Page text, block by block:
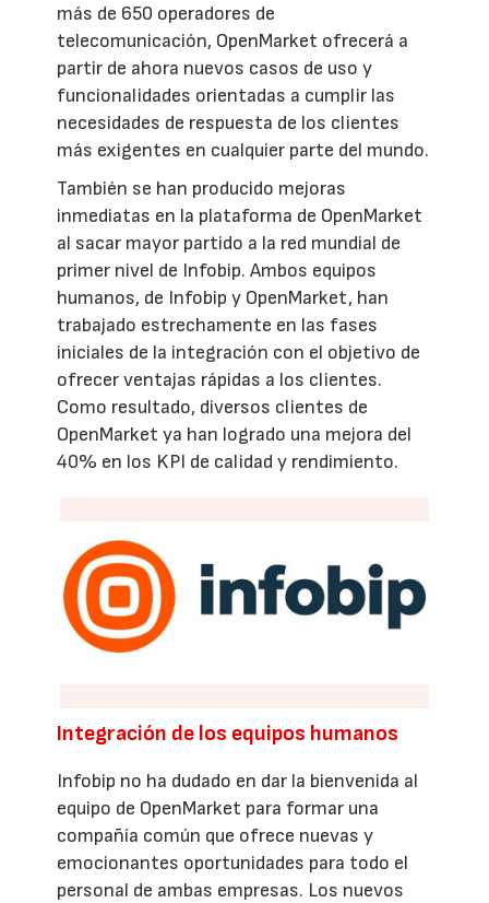
más de 650 operadores de
telecomunicación, OpenMarket ofrecerá a
partir de ahora nuevos casos de uso y
funcionalidades orientadas a cumplir las
necesidades de respuesta de los clientes
más exigentes en cualquier parte del mundo.
También se han producido mejoras
inmediatas en la plataforma de OpenMarket
al sacar mayor partido a la red mundial de
primer nivel de Infobip. Ambos equipos
humanos, de Infobip y OpenMarket, han
trabajado estrechamente en las fases
iniciales de la integración con el objetivo de
ofrecer ventajas rápidas a los clientes.
Como resultado, diversos clientes de
OpenMarket ya han logrado una mejora del
40% en los KPI de calidad y rendimiento.
Integración de los equipos humanos
Infobip no ha dudado en dar la bienvenida al
equipo de OpenMarket para formar una
compañía común que ofrece nuevas y
emocionantes oportunidades para todo el
personal de ambas empresas. Los nuevos